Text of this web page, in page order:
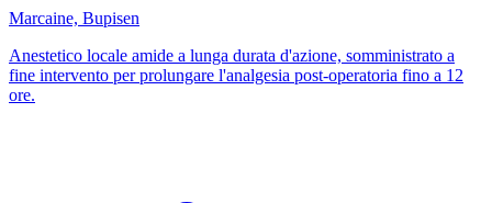
Marcaine, Bupisen
Anestetico locale amide a lunga durata d'azione, somministrato a
fine intervento per prolungare l'analgesia post-operatoria fino a 12
ore.